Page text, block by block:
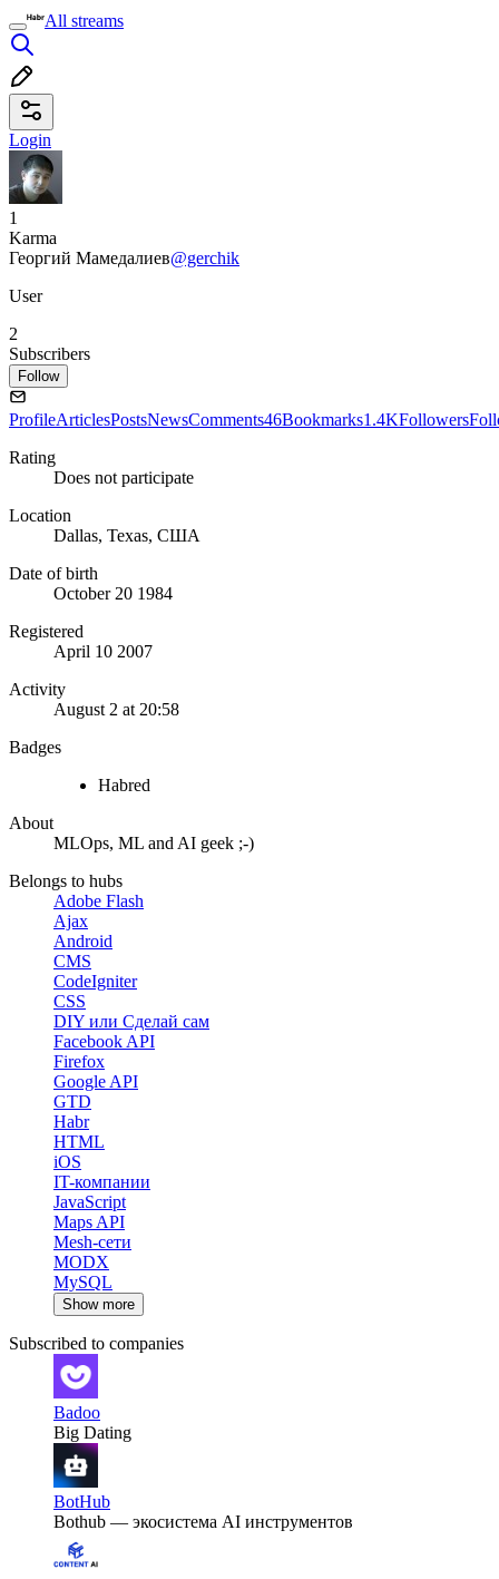
All streams
Login
1
Karma
Георгий Мамедалиев@gerchik
User
2
Subscribers
Follow
ProfileArticlesPostsNewsComments46Bookmarks1.4KFollowers
Rating
Does not participate
Location
Dallas, Texas, США
Date of birth
October 20 1984
Registered
April 10 2007
Activity
August 2 at 20:58
Badges
Habred
About
MLOps, ML and AI geek ;-)
Belongs to hubs
Adobe Flash
Ajax
Android
CMS
CodeIgniter
CSS
DIY или Сделай сам
Facebook API
Firefox
Google API
GTD
Habr
HTML
iOS
IT-компании
JavaScript
Maps API
Mesh-сети
MODX
MySQL
Show more
Subscribed to companies
Badoo
Big Dating
BotHub
Bothub — экосистема AI инструментов